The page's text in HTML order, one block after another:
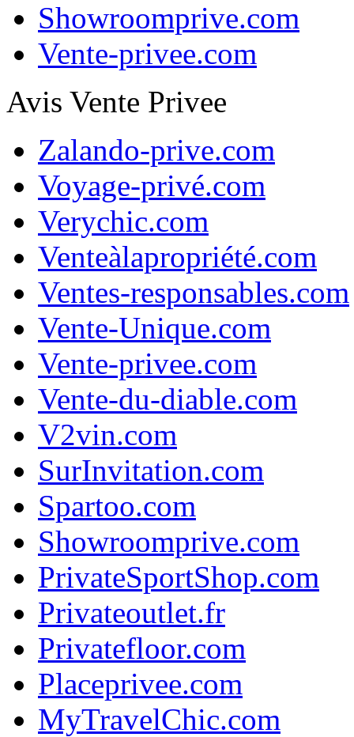
Showroomprive.com
Vente-privee.com
Avis Vente Privee
Zalando-prive.com
Voyage-privé.com
Verychic.com
Venteàlapropriété.com
Ventes-responsables.com
Vente-Unique.com
Vente-privee.com
Vente-du-diable.com
V2vin.com
SurInvitation.com
Spartoo.com
Showroomprive.com
PrivateSportShop.com
Privateoutlet.fr
Privatefloor.com
Placeprivee.com
MyTravelChic.com